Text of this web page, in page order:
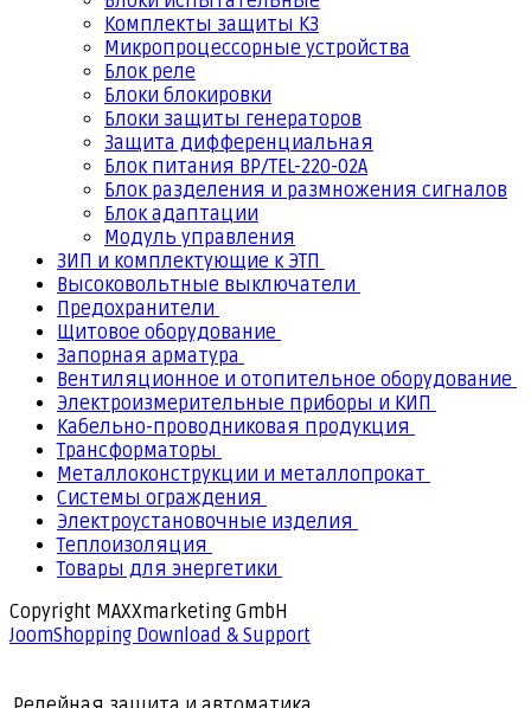
Комплекты защиты КЗ
Микропроцессорные устройства
Блок реле
Блоки блокировки
Блоки защиты генераторов
Защита дифференциальная
Блок питания BP/TEL-220-02А
Блок разделения и размножения сигналов
Блок адаптации
Модуль управления
ЗИП и комплектующие к ЭТП
Высоковольтные выключатели
Предохранители
Щитовое оборудование
Запорная арматура
Вентиляционное и отопительное оборудование
Электроизмерительные приборы и КИП
Кабельно-проводниковая продукция
Трансформаторы
Металлоконструкции и металлопрокат
Системы ограждения
Электроустановочные изделия
Теплоизоляция
Товары для энергетики
Copyright MAXXmarketing GmbH
JoomShopping Download & Support